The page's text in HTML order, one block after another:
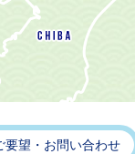
要望・お問い合わせ